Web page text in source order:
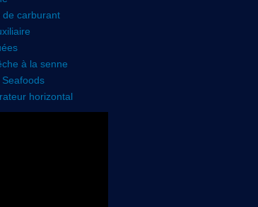
de carburant
à la senne
horizontal